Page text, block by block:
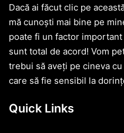
Dacă ai făcut clic pe
mă cunoști mai bine pe
poate fi un factor
sunt total de acord! Vom
trebui să aveți pe cineva
care să fie sensibil la
Quick Links